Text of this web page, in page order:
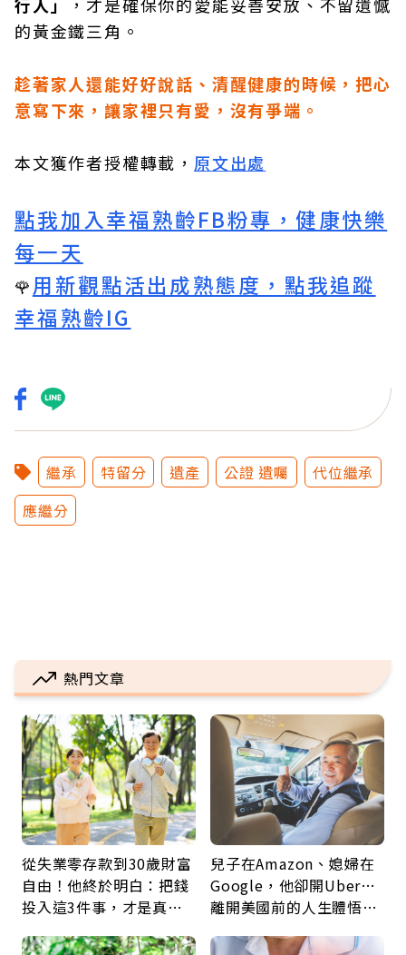
行人」
，才是確保你的愛能妥善安放、不留遺憾
的黃金鐵三角。
趁著家人還能好好說話、清醒健康的時候，把心
意寫下來，讓家裡只有愛，沒有爭端。
本文獲作者授權轉載， 原文出處
點我加入幸福熟齡FB粉專，健康快樂
每一天
🌹用新觀點活出成熟態度，點我追蹤
幸福熟齡IG
繼承 特留分 遺產 公證 遺囑
代位繼承
應繼分
熱門文章
從失業零存款到30歲財富
自由！他終於明白：把錢
投入這3件事，才是真正
兒子在Amazon、媳婦在
Google，他卻開Uber…
離開美國前的人生體悟：